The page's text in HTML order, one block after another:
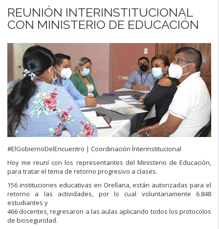
REUNIÓN INTERINSTITUCIONAL
CON MINISTERIO DE EDUCACIÓN
#ElGobiernoDelEncuentro | Coordinación Ínterinstitucional
Hoy me reuní con los representantes del Ministerio de Educación,
para tratar el tema de retorno progresivo a clases.
156 instituciones educativas en Orellana, están autorizadas para el
retorno a las actividades, por lo cual voluntariamente 6.848
estudiantes y
466 docentes, regresaron a las aulas aplicando todos los protocolos
de bioseguridad.